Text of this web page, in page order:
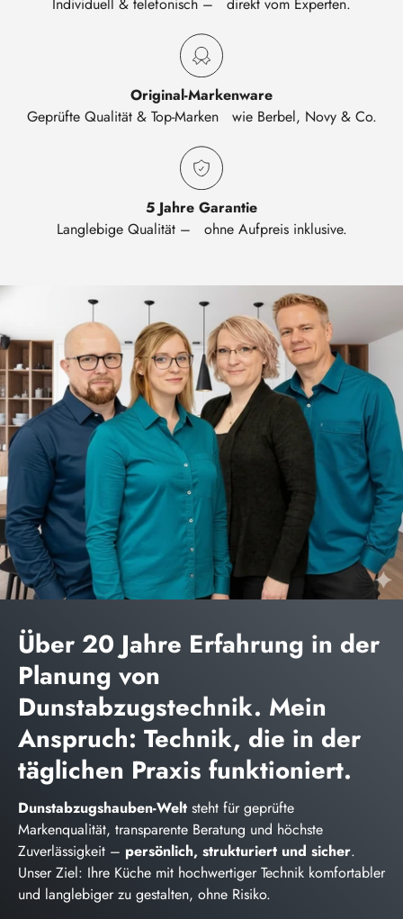
Individuell & telefonisch – direkt vom Experten.
Original-Markenware
Geprüfte Qualität & Top-Marken wie Berbel, Novy & Co.
5 Jahre Garantie
Langlebige Qualität – ohne Aufpreis inklusive.
Über 20 Jahre Erfahrung in der
Planung von
Dunstabzugstechnik. Mein
Anspruch: Technik, die in der
täglichen Praxis funktioniert.
Dunstabzugshauben-Welt steht für geprüfte
Markenqualität, transparente Beratung und höchste
Zuverlässigkeit – persönlich, strukturiert und sicher.
Unser Ziel: Ihre Küche mit hochwertiger Technik komfortabler
und langlebiger zu gestalten, ohne Risiko.